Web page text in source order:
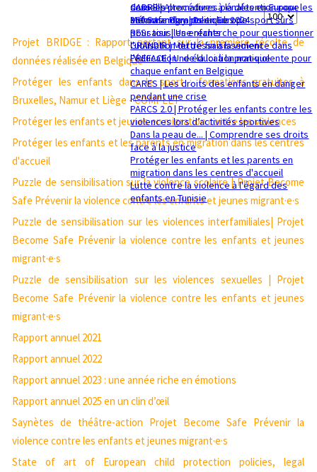
sexuelle
Mémorandum politique 2024
dans les procédures pénales en Europe
360 Safe Play | Des clubs de sport sûrs
pour tous les enfants
GRANDIR | Mettre fin à la violence dans
l’éducation : de la loi à la pratique
CADRE | Alternatives à la détention pour les
enfants migrants en Europe
RESsaisir | Une recherche pour questionner
l'utilisation du déssaisissement
PREFACE | Une éducation non-violente pour
chaque enfant en Belgique
CARES | Les droits des enfants en danger
pendant une crise
PARCS 2.0 | Protéger les enfants contre les
violences lors d’activités sportives
Dans la peau de... | Comprendre ses droits
face à la justice
Protéger les enfants et les parents en
migration dans les centres d'accueil
Lutte contre la violence à l'égard des
enfants en Tunisie
Affichage
#
Projet BRIDGE : Rapport portant sur la première récolte de
données réalisée en Belgique
Protéger les enfants dans le sport : formations gratuites à
Bruxelles, Namur et Liège - COMPLET
Protéger les enfants et jeunes en migration contre les violences
Protéger les enfants et les parents en migration dans les centres
d'accueil
Puzzle de sensibilisation sur la violence scolaire | Projet Become
Safe Prévenir la violence contre les enfants et jeunes migrant·e·s
Puzzle de sensibilisation sur les violences interfamiliales| Projet
Become Safe Prévenir la violence contre les enfants et jeunes
migrant·e·s
Puzzle de sensibilisation sur les violences sexuelles | Projet
Become Safe Prévenir la violence contre les enfants et jeunes
migrant·e·s
Rapport annuel 2021
Rapport annuel 2022
Rapport annuel 2023 : une année riche en émotions
Rapport annuel 2025 en un clin d’œil
Saynètes de théâtre-action Projet Become Safe Prévenir la
violence contre les enfants et jeunes migrant·e·s
State of art of European child protection policies, legal